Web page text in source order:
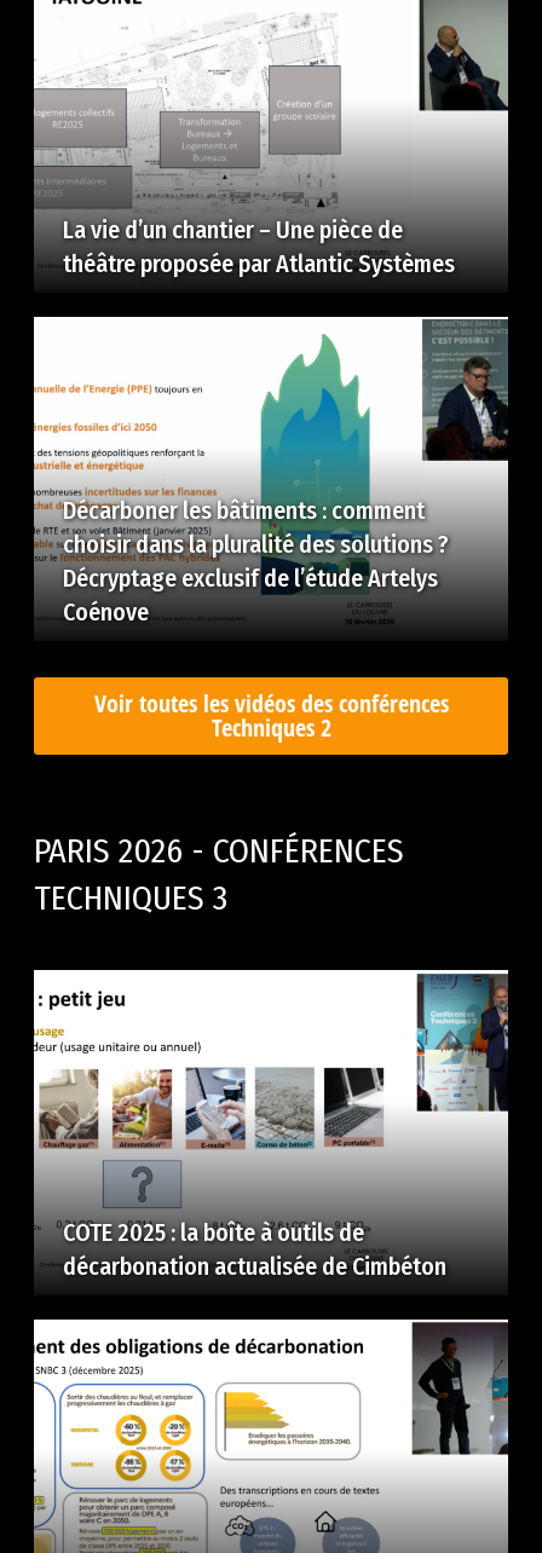
La vie d’un chantier – Une pièce de
théâtre proposée par Atlantic Systèmes
Décarboner les bâtiments : comment
choisir dans la pluralité des solutions ?
Décryptage exclusif de l’étude Artelys
Coénove
Voir toutes les vidéos des conférences
Techniques 2
PARIS 2026 - CONFÉRENCES
TECHNIQUES 3
COTE 2025 : la boîte à outils de
décarbonation actualisée de Cimbéton